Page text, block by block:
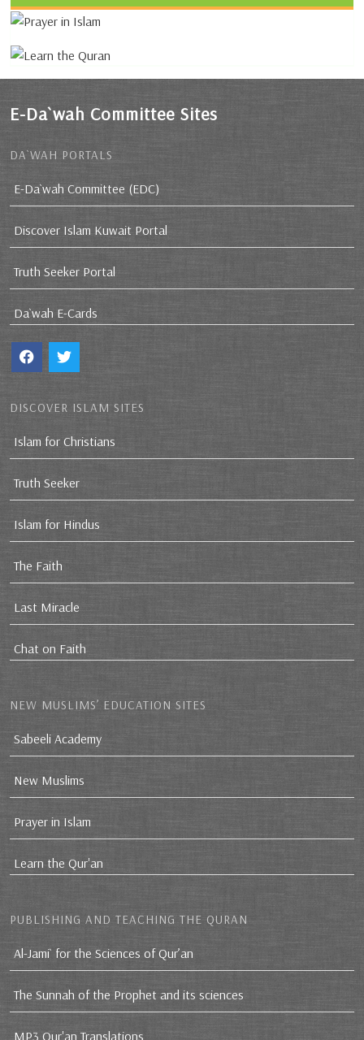
E-Da`wah Committee Sites
DA`WAH PORTALS
E-Da`wah Committee (EDC)
Discover Islam Kuwait Portal
Truth Seeker Portal
Da`wah E-Cards
DISCOVER ISLAM SITES
Islam for Christians
Truth Seeker
Islam for Hindus
The Faith
Last Miracle
Chat on Faith
NEW MUSLIMS’ EDUCATION SITES
Sabeeli Academy
New Muslims
Prayer in Islam
Learn the Qur'an
PUBLISHING AND TEACHING THE QURAN
Al-Jami` for the Sciences of Qur’an
The Sunnah of the Prophet and its sciences
MP3 Qur'an Translations